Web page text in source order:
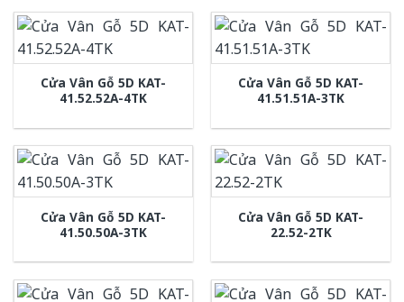
Cửa Vân Gỗ 5D KAT-
41.52.52A-4TK
Cửa Vân Gỗ 5D KAT-
41.51.51A-3TK
Cửa Vân Gỗ 5D KAT-
41.50.50A-3TK
Cửa Vân Gỗ 5D KAT-
22.52-2TK